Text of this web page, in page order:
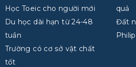
Học Toeic cho người mới
Du học dài hạn từ 24-48
tuần
Trường có cơ sở vật chất
tốt
quả
Đất